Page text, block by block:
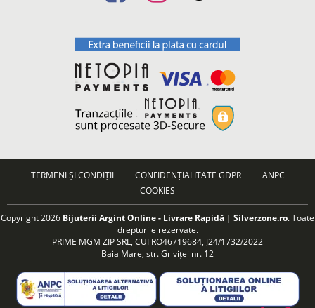
TERMENI ȘI CONDIȚII CONFIDENȚIALITATE GDPR
ANPC
COOKIES
Copyright 2026 Bijuterii Argint Online - Livrare Rapidă | Silverzone.ro. Toate
drepturile rezervate.
PRIME MGM ZIP SRL, CUI RO46719684, J24/1732/2022
Baia Mare, str. Griviței nr. 12